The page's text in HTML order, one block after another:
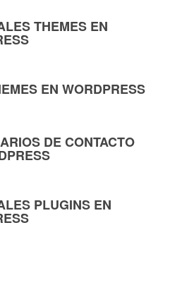
THEMES EN
EN WORDPRESS
DE CONTACTO
PLUGINS EN